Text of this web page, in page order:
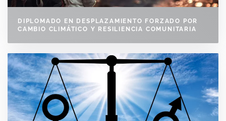
DIPLOMADO EN DESPLAZAMIENTO FORZADO POR
CAMBIO CLIMÁTICO Y RESILIENCIA COMUNITARIA